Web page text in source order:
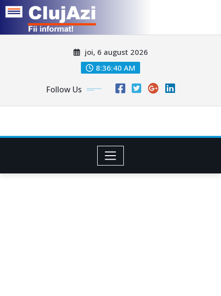
joi, 6 august 2026
8:36:43 AM
Follow Us